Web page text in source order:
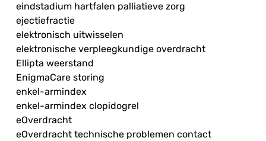
eindstadium hartfalen palliatieve zorg
ejectiefractie
elektronisch uitwisselen
elektronische verpleegkundige overdracht
Ellipta weerstand
EnigmaCare storing
enkel-armindex
enkel-armindex clopidogrel
eOverdracht
eOverdracht technische problemen contact